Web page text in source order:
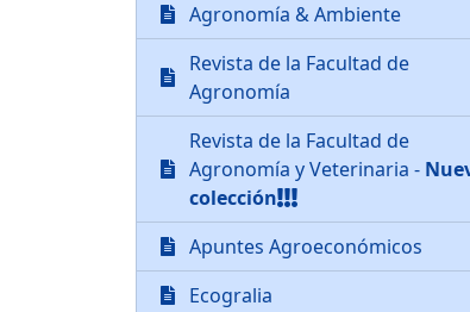
Agronomía & Ambiente
Revista de la Facultad de
Agronomía
Revista de la Facultad de
Agronomía y Veterinaria -
colección
Apuntes Agroeconómicos
Ecogralia